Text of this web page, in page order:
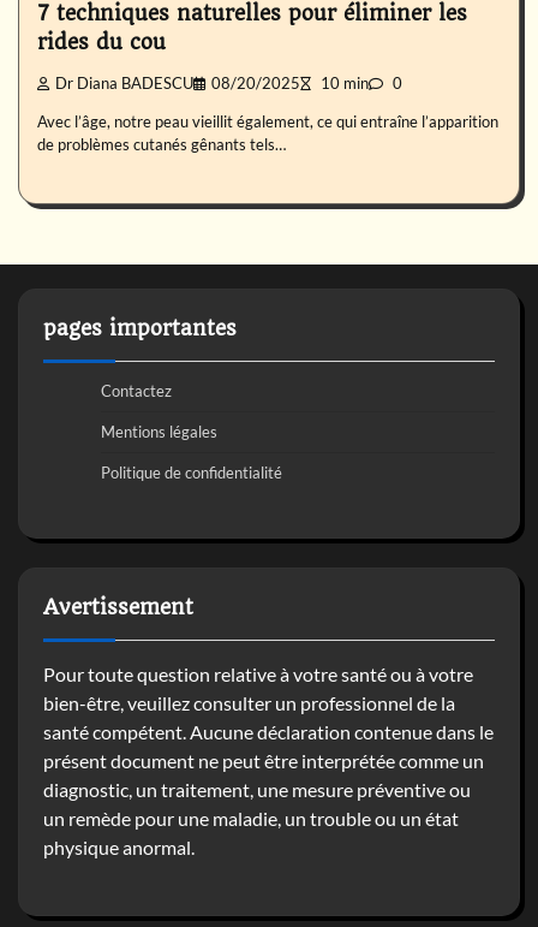
7 techniques naturelles pour éliminer les
rides du cou
Dr Diana BADESCU 08/20/2025 10 min 0
Avec l’âge, notre peau vieillit également, ce qui entraîne l’apparition
de problèmes cutanés gênants tels…
pages importantes
Contactez
Mentions légales
Politique de confidentialité
Avertissement
Pour toute question relative à votre santé ou à votre
bien-être, veuillez consulter un professionnel de la
santé compétent. Aucune déclaration contenue dans le
présent document ne peut être interprétée comme un
diagnostic, un traitement, une mesure préventive ou
un remède pour une maladie, un trouble ou un état
physique anormal.